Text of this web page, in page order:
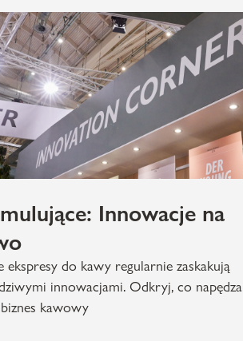
Innowacje na
ekspresy do kawy regularnie zaskakują
innowacjami. Odkryj, co napędza
kawowy